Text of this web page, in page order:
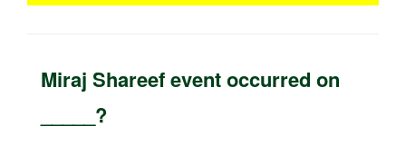
Miraj Shareef event occurred on
_____?